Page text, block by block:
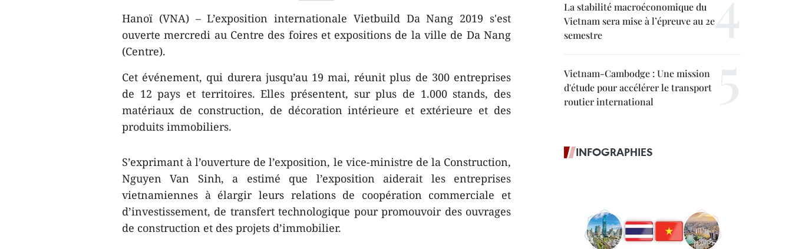
Hanoï (VNA) – L’exposition internationale Vietbuild Da Nang 2019 s'est
ouverte mercredi au Centre des foires et expositions de la ville de Da Nang
(Centre).
Cet événement, qui durera jusqu’au 19 mai, réunit plus de 300 entreprises
de 12 pays et territoires. Elles présentent, sur plus de 1.000 stands, des
matériaux de construction, de décoration intérieure et extérieure et des
produits immobiliers.
S’exprimant à l’ouverture de l’exposition, le vice-ministre de la Construction,
Nguyen Van Sinh, a estimé que l’exposition aiderait les entreprises
vietnamiennes à élargir leurs relations de coopération commerciale et
d’investissement, de transfert technologique pour promouvoir des ouvrages
de construction et des projets d’immobilier.
La stabilité macroéconomique du
Vietnam sera mise à l’épreuve au 2e
semestre
Vietnam-Cambodge : Une mission
d'étude pour accélérer le transport
routier international
INFOGRAPHIES